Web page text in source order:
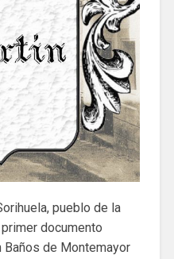
pueblo de la
documento
de Montemayor